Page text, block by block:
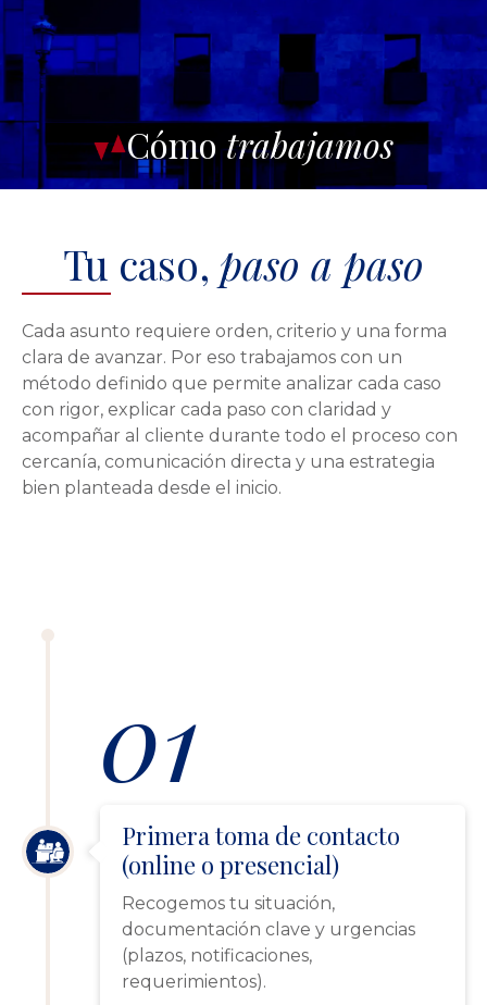
Cómotrabajamos
Tu caso, paso a paso
Cada asunto requiere orden, criterio y una forma
clara de avanzar. Por eso trabajamos con un
método definido que permite analizar cada caso
con rigor, explicar cada paso con claridad y
acompañar al cliente durante todo el proceso con
cercanía, comunicación directa y una estrategia
bien planteada desde el inicio.
01
Primera toma de contacto
(online o presencial)
Recogemos tu situación,
documentación clave y urgencias
(plazos, notificaciones,
requerimientos).